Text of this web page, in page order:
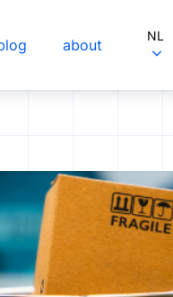
about NL